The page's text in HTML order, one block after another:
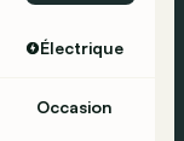
Électrique
Occasion